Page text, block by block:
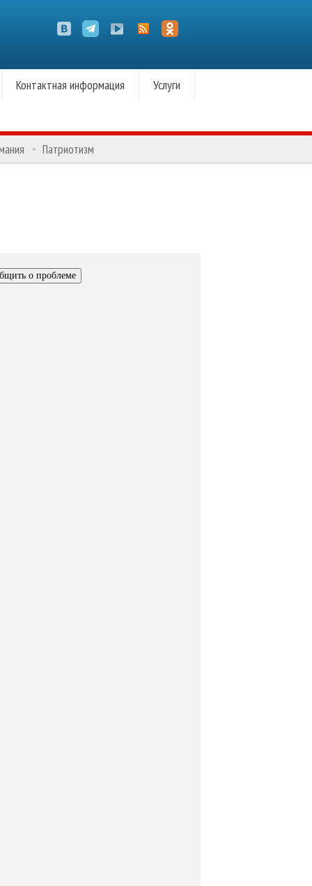
Контактная информация
Услуги
Патриотизм
о проблеме